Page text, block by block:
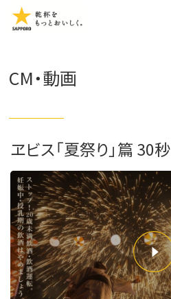
CM・動画
ヱビス「夏祭り」篇 30秒